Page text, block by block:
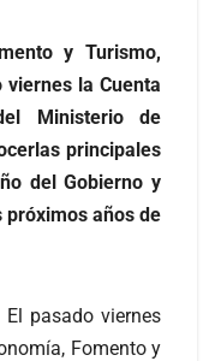
y Turismo,
viernes la Cuenta
Ministerio de
principales
del Gobierno y
años de
El pasado viernes
Fomento y